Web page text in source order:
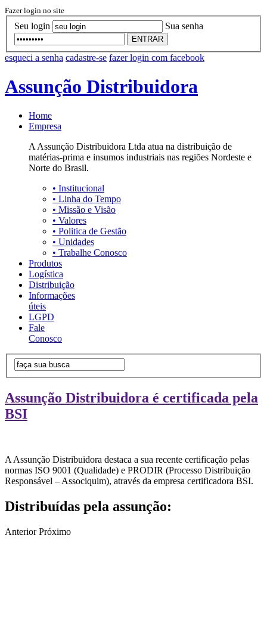
Fazer login no site
Seu login Sua senha
ENTRAR
esqueci a senha cadastre-se fazer login com facebook
Assunção Distribuidora
Home
Empresa
A Assunção Distribuidora Ltda atua na distribuição de
matérias-prima e insumos industriais nas regiões Nordeste e
Norte do Brasil.
• Institucional
• Linha do Tempo
• Missão e Visão
• Valores
• Politica de Gestão
• Unidades
• Trabalhe Conosco
Produtos
Logística
Distribuição
Informações
úteis
LGPD
Fale
Conosco
Assunção Distribuidora é certificada pela
BSI
A Assunção Distribuidora destaca a sua recente certificação pelas
normas ISO 9001 (Qualidade) e PRODIR (Processo Distribuição
Responsável – Associquim), através da empresa certificadora BSI.
Distribuídas pela assunção:
Anterior Próximo